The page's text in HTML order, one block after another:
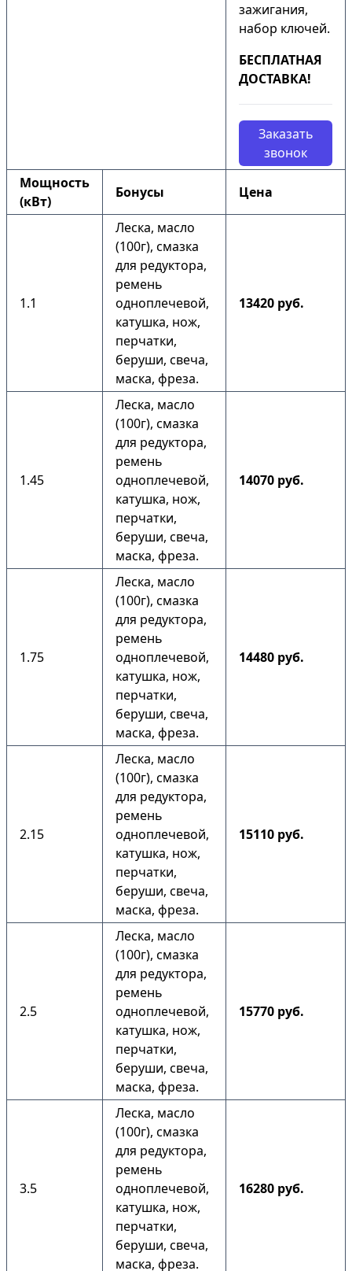
зажигания,
набор ключей.
БЕСПЛАТНАЯ
ДОСТАВКА!
Заказать
звонок
Мощность
(кВт)
Бонусы Цена
1.1
Леска, масло
(100г), смазка
для редуктора,
ремень
одноплечевой,
катушка, нож,
перчатки,
беруши, свеча,
маска, фреза.
13420 руб.
1.45
Леска, масло
(100г), смазка
для редуктора,
ремень
одноплечевой,
катушка, нож,
перчатки,
беруши, свеча,
маска, фреза.
14070 руб.
1.75
Леска, масло
(100г), смазка
для редуктора,
ремень
одноплечевой,
катушка, нож,
перчатки,
беруши, свеча,
маска, фреза.
14480 руб.
2.15
Леска, масло
(100г), смазка
для редуктора,
ремень
одноплечевой,
катушка, нож,
перчатки,
беруши, свеча,
маска, фреза.
15110 руб.
2.5
Леска, масло
(100г), смазка
для редуктора,
ремень
одноплечевой,
катушка, нож,
перчатки,
беруши, свеча,
маска, фреза.
15770 руб.
3.5
Леска, масло
(100г), смазка
для редуктора,
ремень
одноплечевой,
катушка, нож,
перчатки,
беруши, свеча,
маска, фреза.
16280 руб.